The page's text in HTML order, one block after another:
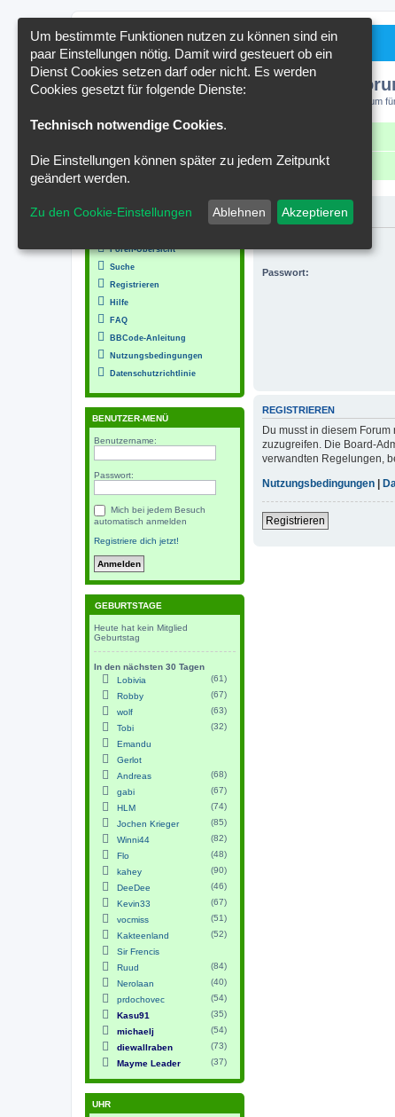
Forum
Portal Foren-Übersicht
Anmelden
Passwort:
REGISTRIEREN
Du musst in diesem
zuzugreifen. Die Board-
verwandten Regelungen,
Nutzungsbedingungen
Registrieren
Foren-Übersicht
Suche
Registrieren
Hilfe
FAQ
BBCode-Anleitung
Nutzungsbedingungen
Datenschutzrichtlinie
BENUTZER-MENÜ
Benutzername:
Passwort:
Mich bei jedem Besuch
automatisch anmelden
Registriere dich jetzt!
GEBURTSTAGE
Heute hat kein Mitglied
Geburtstag
In den nächsten 30 Tagen
Lobivia
(61)
Robby
(67)
wolf
(63)
Tobi
(32)
Emandu
Gerlot
Andreas
(68)
gabi
(67)
HLM
(74)
Jochen Krieger
(85)
Winni44
(82)
Flo
(48)
kahey
(90)
DeeDee
(46)
Kevin33
(67)
vocmiss
(51)
Kakteenland
(52)
Sir Frencis
Ruud
(84)
Nerolaan
(40)
prdochovec
(54)
Kasu91
(35)
michaelj
(54)
diewallraben
(73)
Mayme Leader
(37)
UHR
Um bestimmte Funktionen nutzen zu können sind ein
paar Einstellungen nötig. Damit wird gesteuert ob ein
Dienst Cookies setzen darf oder nicht. Es werden
Cookies gesetzt für folgende Dienste:
Technisch notwendige Cookies.
Die Einstellungen können später zu jedem Zeitpunkt
geändert werden.
Zu den Cookie-Einstellungen Ablehnen Akzeptieren